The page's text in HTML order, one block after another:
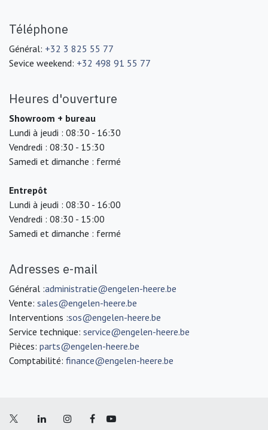
Téléphone
Général: +32 3 825 55 77
Sevice weekend: +32 498 91 55 77
Heures d'ouverture
Showroom + bureau
Lundi à jeudi : 08:30 - 16:30
Vendredi : 08:30 - 15:30
Samedi et dimanche : fermé
Entrepôt
Lundi à jeudi : 08:30 - 16:00
Vendredi : 08:30 - 15:00
Samedi et dimanche : fermé
Adresses e-mail
Général :administratie@engelen-heere.be
Vente: sales@engelen-heere.be
Interventions :sos@engelen-heere.be
Service technique: service@engelen-heere.be
Pièces: parts@engelen-heere.be
Comptabilité: finance@engelen-heere.be